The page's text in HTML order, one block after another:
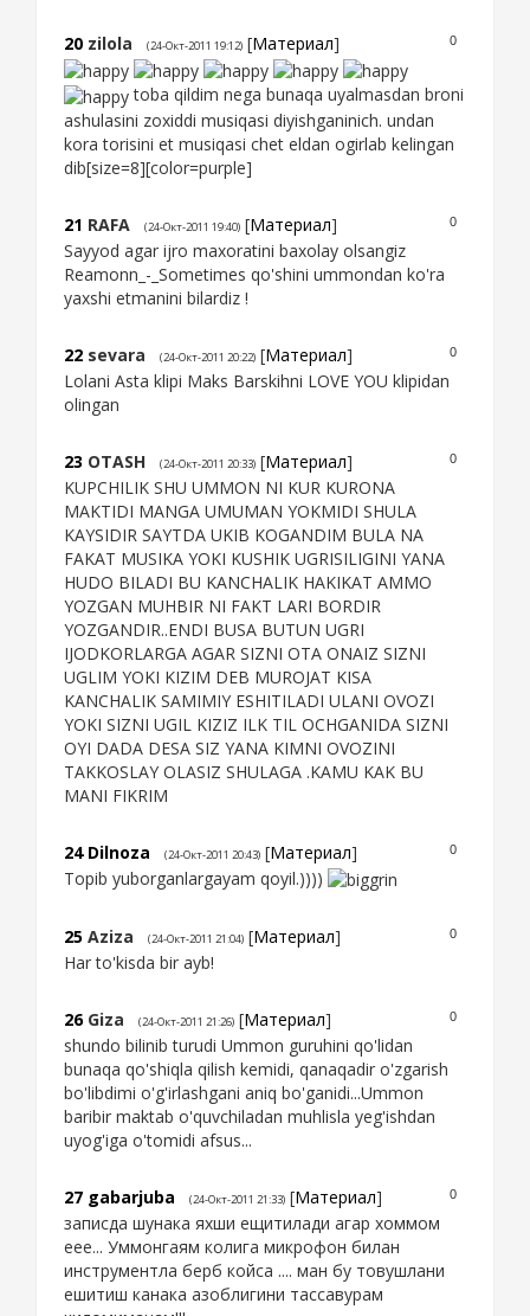
0
20 zilola (24-Окт-2011 19:12) [Материал]
toba qildim nega bunaqa uyalmasdan broni
ashulasini zoxiddi musiqasi diyishganinich. undan
kora torisini et musiqasi chet eldan ogirlab kelingan
dib[size=8][color=purple]
0
21 RAFA (24-Окт-2011 19:40) [Материал]
Sayyod agar ijro maxoratini baxolay olsangiz
Reamonn_-_Sometimes qo'shini ummondan ko'ra
yaxshi etmanini bilardiz !
0
22 sevara (24-Окт-2011 20:22) [Материал]
Lolani Asta klipi Maks Barskihni LOVE YOU klipidan
olingan
0
23 OTASH (24-Окт-2011 20:33) [Материал]
KUPCHILIK SHU UMMON NI KUR KURONA
MAKTIDI MANGA UMUMAN YOKMIDI SHULA
KAYSIDIR SAYTDA UKIB KOGANDIM BULA NA
FAKAT MUSIKA YOKI KUSHIK UGRISILIGINI YANA
HUDO BILADI BU KANCHALIK HAKIKAT AMMO
YOZGAN MUHBIR NI FAKT LARI BORDIR
YOZGANDIR..ENDI BUSA BUTUN UGRI
IJODKORLARGA AGAR SIZNI OTA ONAIZ SIZNI
UGLIM YOKI KIZIM DEB MUROJAT KISA
KANCHALIK SAMIMIY ESHITILADI ULANI OVOZI
YOKI SIZNI UGIL KIZIZ ILK TIL OCHGANIDA SIZNI
OYI DADA DESA SIZ YANA KIMNI OVOZINI
TAKKOSLAY OLASIZ SHULAGA .KAMU KAK BU
MANI FIKRIM
0
24 Dilnoza (24-Окт-2011 20:43) [Материал]
Topib yuborganlargayam qoyil.))))
0
25 Aziza (24-Окт-2011 21:04) [Материал]
Har to'kisda bir ayb!
0
26 Giza (24-Окт-2011 21:26) [Материал]
shundo bilinib turudi Ummon guruhini qo'lidan
bunaqa qo'shiqla qilish kemidi, qanaqadir o'zgarish
bo'libdimi o'g'irlashgani aniq bo'ganidi...Ummon
baribir maktab o'quvchiladan muhlisla yeg'ishdan
uyog'iga o'tomidi afsus...
0
27 gabarjuba (24-Окт-2011 21:33) [Материал]
записда шунака яхши ещитилади агар хоммом
еее... Уммонгаям колига микрофон билан
инструментла берб койса .... ман бу товушлани
ешитиш канака азоблигини тассавурам